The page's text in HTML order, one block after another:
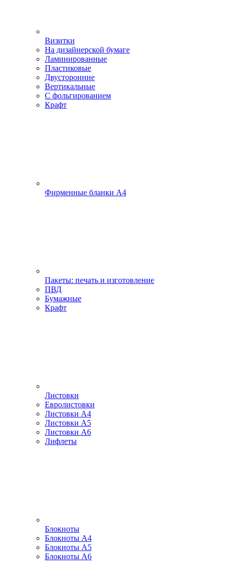
Визитки
На дизайнерской бумаге
Ламинированные
Пластиковые
Двусторонние
Вертикальные
С фольгированием
Крафт
Фирменные бланки А4
Пакеты: печать и изготовление
ПВД
Бумажные
Крафт
Листовки
Евролистовки
Листовки А4
Листовки А5
Листовки А6
Лифлеты
Блокноты
Блокноты А4
Блокноты А5
Блокноты А6